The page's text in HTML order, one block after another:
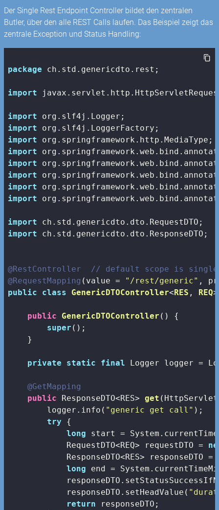
Der Single Rest Endpoint Controller bildet den zentralen
Butler, über den alle REST Calls laufen. Das Beispiel zeigt das
zentrale Exception und Status Handling:
package ch.std.genericdto.rest;
import
import
import
import
import
import
import
import
import
import
import ch.std.genericdto.dto.ResponseDTO;
@RestController
// default scope is
@RequestMapping (value = "/rest/generic"
public
class GenericDTOController<RES , REQ
public GenericDTOController ()
{
super ();
    }
private static final Logger logger =
@GetMapping
public ResponseDTO<RES> get
        logger.info(
"generic get call" );
try {
long start =
            RequestDTO<REQ> requestDTO =
ResponseDTO<RES> responseDTO =
long end =
            responseDTO.setHeadValue(
return responseDTO;